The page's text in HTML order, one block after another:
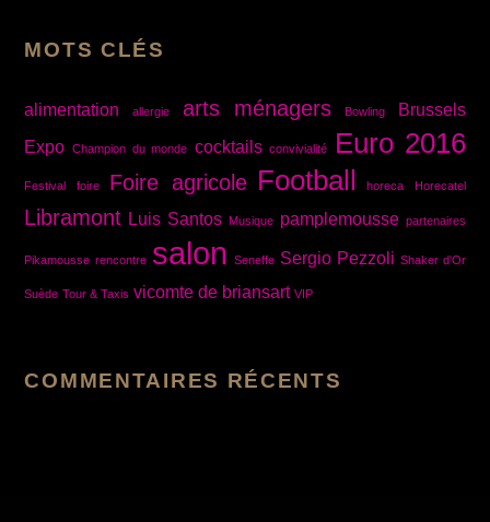
MOTS CLÉS
alimentation allergie arts ménagers Bowling
Brussels
Expo Champion du monde cocktails convivialité Euro 2016
Festival foire Foire agricole Football horeca Horecatel
Libramont Luis Santos Musique pamplemousse partenaires
Pikamousse rencontre salon Seneffe Sergio Pezzoli Shaker d'Or
Suède Tour & Taxis vicomte de briansart VIP
COMMENTAIRES RÉCENTS